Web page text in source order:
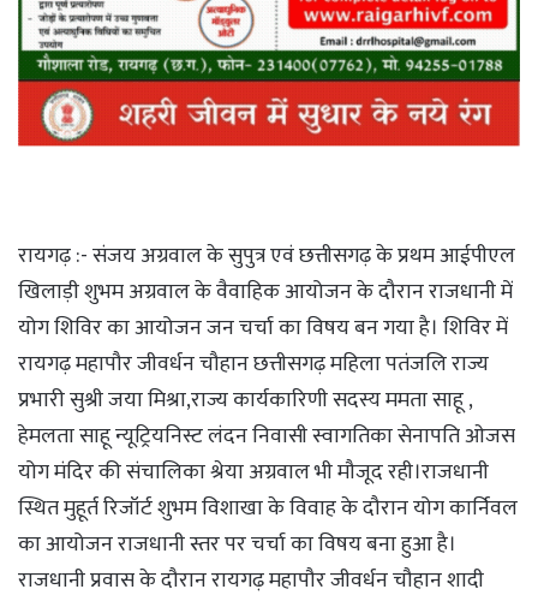
रायगढ़ :- संजय अग्रवाल के सुपुत्र एवं छत्तीसगढ़ के प्रथम आईपीएल
खिलाड़ी शुभम अग्रवाल के वैवाहिक आयोजन के दौरान राजधानी में
योग शिविर का आयोजन जन चर्चा का विषय बन गया है। शिविर में
रायगढ़ महापौर जीवर्धन चौहान छत्तीसगढ़ महिला पतंजलि राज्य
प्रभारी सुश्री जया मिश्रा,राज्य कार्यकारिणी सदस्य ममता साहू ,
हेमलता साहू न्यूट्रियनिस्ट लंदन निवासी स्वागतिका सेनापति ओजस
योग मंदिर की संचालिका श्रेया अग्रवाल भी मौजूद रही।राजधानी
स्थित मुहूर्त रिजॉर्ट शुभम विशाखा के विवाह के दौरान योग कार्निवल
का आयोजन राजधानी स्तर पर चर्चा का विषय बना हुआ है।
राजधानी प्रवास के दौरान रायगढ़ महापौर जीवर्धन चौहान शादी